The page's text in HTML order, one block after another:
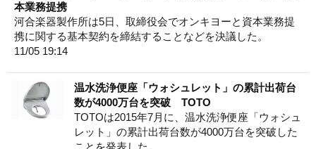
本業務提携
河合楽器製作所は5日、取締役会でオンキヨーと資本業務提
携に関する基本契約を締結することなどを決議した。
11/05 19:14
温水洗浄便座「ウォシュレット」の累計出荷台
数が4000万台を突破 TOTO
TOTOは2015年7月に、温水洗浄便座「ウォシュ
レット」の累計出荷台数が4000万台を突破した
ことを発表した。